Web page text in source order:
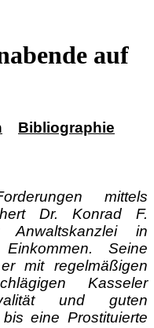
auf
Bibliographie
mittels
Dr. Konrad F.
Anwaltskanzlei in
Seine
mit regelmäßigen
Kasseler
und guten
eine Prostituierte